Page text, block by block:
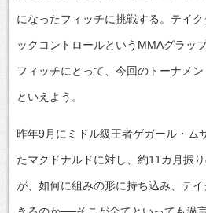
になったフィッチに挑戦する。テイ
ックコントロールというMMAグラッ
フィッチにとって、今回のトーナメ
といえよう。
昨年9月にミドル級王者ゲガール・ム
たマクドナルドに対し、約11カ月振
が、如何に組みの形に持ち込み、テ